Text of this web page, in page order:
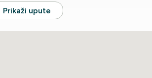
Prikaži upute